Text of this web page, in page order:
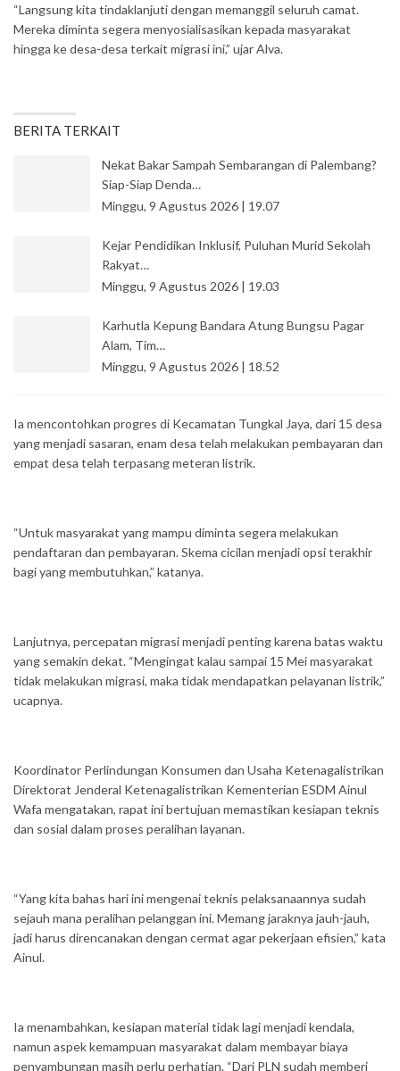
“Langsung kita tindaklanjuti dengan memanggil seluruh camat.
Mereka diminta segera menyosialisasikan kepada masyarakat
hingga ke desa-desa terkait migrasi ini,” ujar Alva.
BERITA TERKAIT
Nekat Bakar Sampah Sembarangan di Palembang?
Siap-Siap Denda…
Minggu, 9 Agustus 2026 | 19.07
Kejar Pendidikan Inklusif, Puluhan Murid Sekolah
Rakyat…
Minggu, 9 Agustus 2026 | 19.03
Karhutla Kepung Bandara Atung Bungsu Pagar
Alam, Tim…
Minggu, 9 Agustus 2026 | 18.52
Ia mencontohkan progres di Kecamatan Tungkal Jaya, dari 15 desa
yang menjadi sasaran, enam desa telah melakukan pembayaran dan
empat desa telah terpasang meteran listrik.
“Untuk masyarakat yang mampu diminta segera melakukan
pendaftaran dan pembayaran. Skema cicilan menjadi opsi terakhir
bagi yang membutuhkan,” katanya.
Lanjutnya, percepatan migrasi menjadi penting karena batas waktu
yang semakin dekat. “Mengingat kalau sampai 15 Mei masyarakat
tidak melakukan migrasi, maka tidak mendapatkan pelayanan listrik,”
ucapnya.
Koordinator Perlindungan Konsumen dan Usaha Ketenagalistrikan
Direktorat Jenderal Ketenagalistrikan Kementerian ESDM Ainul
Wafa mengatakan, rapat ini bertujuan memastikan kesiapan teknis
dan sosial dalam proses peralihan layanan.
“Yang kita bahas hari ini mengenai teknis pelaksanaannya sudah
sejauh mana peralihan pelanggan ini. Memang jaraknya jauh-jauh,
jadi harus direncanakan dengan cermat agar pekerjaan efisien,” kata
Ainul.
Ia menambahkan, kesiapan material tidak lagi menjadi kendala,
namun aspek kemampuan masyarakat dalam membayar biaya
penyambungan masih perlu perhatian. “Dari PLN sudah memberi